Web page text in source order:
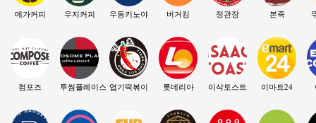
메가커피
컴포즈
우지커피
투썸플레이스
우동키노야
엽기떡볶이
버거킹
롯데리아
정관장
이삭토스트
본죽
이마트24